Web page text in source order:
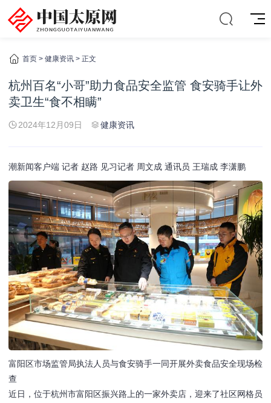
首页 > 健康资讯 > 正文
杭州百名“小哥”助力食品安全监管 食安骑手让外
卖卫生“食不相瞒”
2024年12月09日 健康资讯
潮新闻客户端 记者 赵路 见习记者 周文成 通讯员 王瑞成 李潇鹏
富阳区市场监管局执法人员与食安骑手一同开展外卖食品安全现场检
查
近日，位于杭州市富阳区振兴路上的一家外卖店，迎来了社区网格员